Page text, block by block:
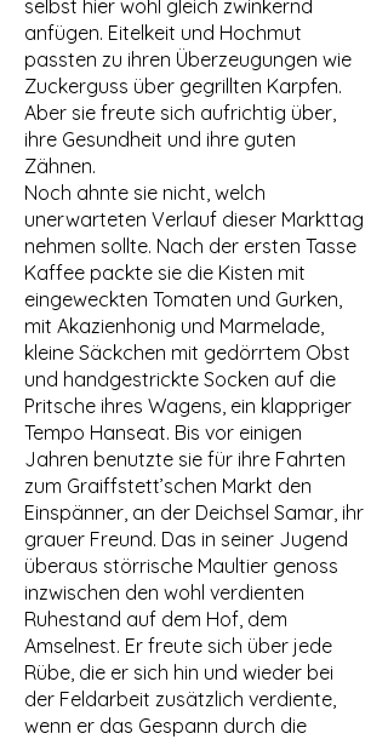
selbst hier wohl gleich zwinkernd
anfügen. Eitelkeit und Hochmut
passten zu ihren Überzeugungen wie
Zuckerguss über gegrillten Karpfen.
Aber sie freute sich aufrichtig über,
ihre Gesundheit und ihre guten
Zähnen.
Noch ahnte sie nicht, welch
unerwarteten Verlauf dieser Markttag
nehmen sollte. Nach der ersten Tasse
Kaffee packte sie die Kisten mit
eingeweckten Tomaten und Gurken,
mit Akazienhonig und Marmelade,
kleine Säckchen mit gedörrtem Obst
und handgestrickte Socken auf die
Pritsche ihres Wagens, ein klappriger
Tempo Hanseat. Bis vor einigen
Jahren benutzte sie für ihre Fahrten
zum Graiffstett’schen Markt den
Einspänner, an der Deichsel Samar, ihr
grauer Freund. Das in seiner Jugend
überaus störrische Maultier genoss
inzwischen den wohl verdienten
Ruhestand auf dem Hof, dem
Amselnest. Er freute sich über jede
Rübe, die er sich hin und wieder bei
der Feldarbeit zusätzlich verdiente,
wenn er das Gespann durch die